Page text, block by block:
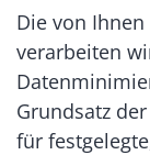
Die von
verarbeiten
Grundsatz
für